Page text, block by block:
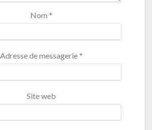
Nom *
Adresse de messagerie *
Site web